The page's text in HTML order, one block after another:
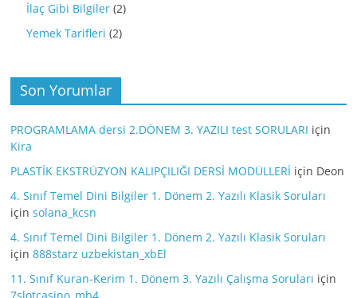
İlaç Gibi Bilgiler (2)
Yemek Tarifleri (2)
Son Yorumlar
PROGRAMLAMA dersi 2.DÖNEM 3. YAZILI test SORULARI için
Kira
PLASTİK EKSTRÜZYON KALIPÇILIĞI DERSİ MODÜLLERİ için Deon
4. Sınıf Temel Dini Bilgiler 1. Dönem 2. Yazılı Klasik Soruları
içinsolana_kcsn
4. Sınıf Temel Dini Bilgiler 1. Dönem 2. Yazılı Klasik Soruları
için888starz uzbekistan_xbEl
11. Sınıf Kuran-Kerim 1. Dönem 3. Yazılı Çalışma Soruları için